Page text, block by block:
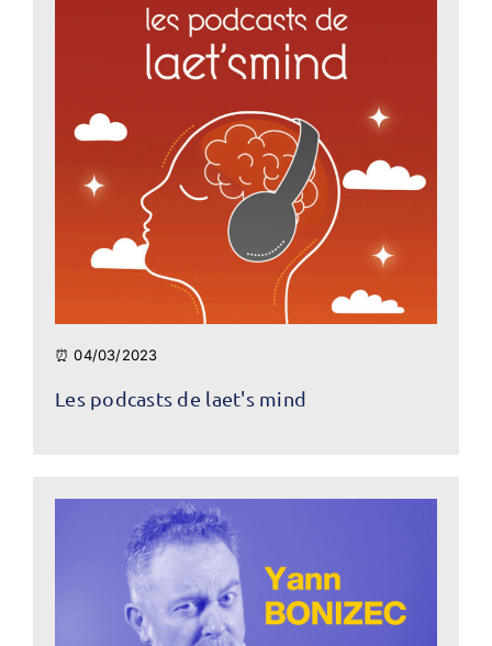
⏰ 04/03/2023
Les podcasts de laet's mind